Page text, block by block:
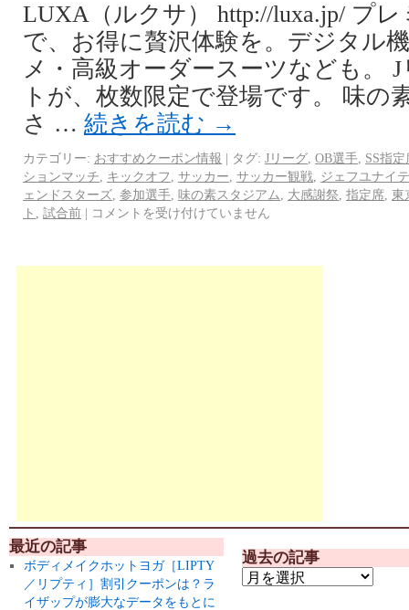
LUXA（ルクサ） http://luxa.jp/ プ
で、お得に贅沢体験を。デジタル
メ・高級オーダースーツなども。
トが、枚数限定で登場です。 味の
さ … 続きを読む →
カテゴリー: おすすめクーポン情報 | タグ: Jリーグ OB選手 SS指定
ションマッチ
キックオフ サッカー サッカー観戦
ジェフユナイ
ェンドスターズ 参加選手 味の素スタジアム 大感謝祭 指定席 東
ト
試合前 | コメントを受け付けていません
最近の記事
ボディメイクホットヨガ［LIPTY
／リプティ］割引クーポンは？ラ
イザップが膨大なデータをもとに
過去の記事